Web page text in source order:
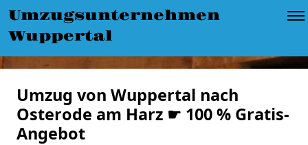
Umzugsunternehmen
Wuppertal
Umzug von Wuppertal nach
Osterode am Harz ☛ 100 % Gratis-
Angebot